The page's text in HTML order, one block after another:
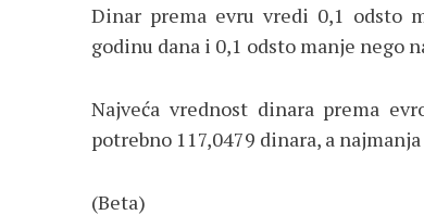
Dinar prema evru vredi 0,1 odsto
godinu dana i 0,1 odsto manje nego
Najveća vrednost dinara prema
potrebno 117,0479 dinara, a
(Beta)